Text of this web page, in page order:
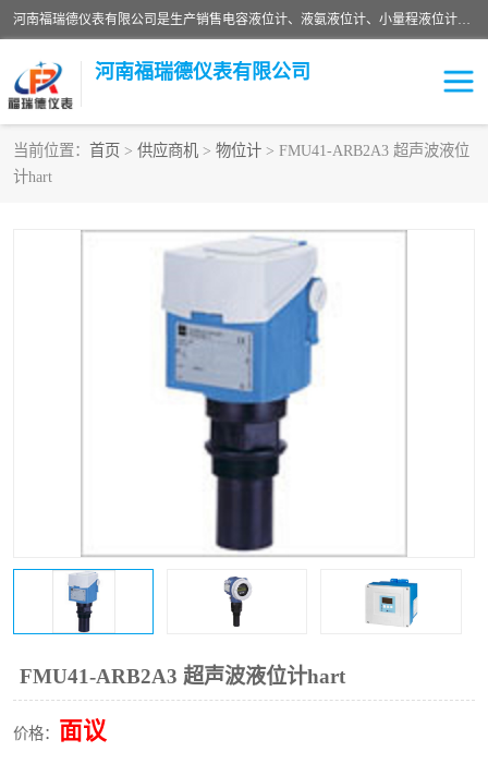
河南福瑞德仪表有限公司是生产销售电容液位计、液氨液位计、小量程液位计定制、智能锅炉水位计、液氮液位计等；并在产品开发、研制的过程中，吸取国内外仪器仪表的技术精华，建立了一支高、精、尖的科研开发队伍，使产品性能不断升级。
河南福瑞德仪表有限公司
当前位置： 首页 > 供应商机 > 物位计 > FMU41-ARB2A3 超声波液位
计hart
FMU41-ARB2A3 超声波液位计hart
价格： 面议
液位计
流量传感器
液氮液位计
液位计传感器定制
物位计
测漏仪
智能锅炉水位计 电容液位计
流量仪表 加油站液位仪